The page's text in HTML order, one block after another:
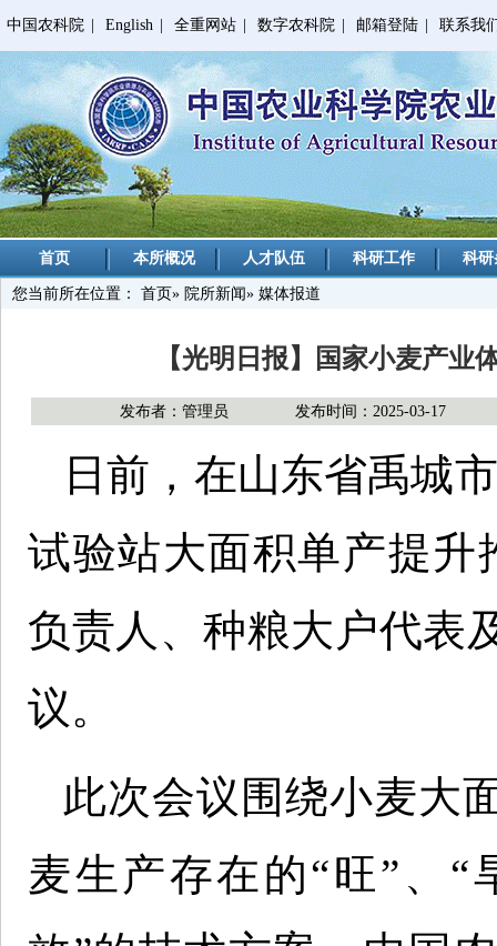
中国农科院 English 全重网站 数字农科院 邮箱登陆 联系我
首页 本所概况 人才队伍 科研工作 科
您当前所在位置： 首页» 院所新闻» 媒体报道
【光明日报】国家小麦产业
发布者：管理员 发布时间：2025-03-17
日前，在山东省禹城
试验站大面积单产提升
负责人、种粮大户代表
议。
此次会议围绕小麦大
麦生产存在的“旺”、“